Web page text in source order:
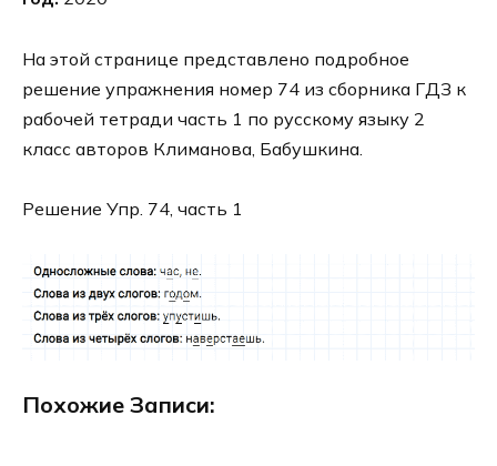
На этой странице представлено подробное
решение упражнения номер 74 из сборника ГДЗ к
рабочей тетради часть 1 по русскому языку 2
класс авторов Климанова, Бабушкина.
Решение Упр. 74, часть 1
Похожие Записи: